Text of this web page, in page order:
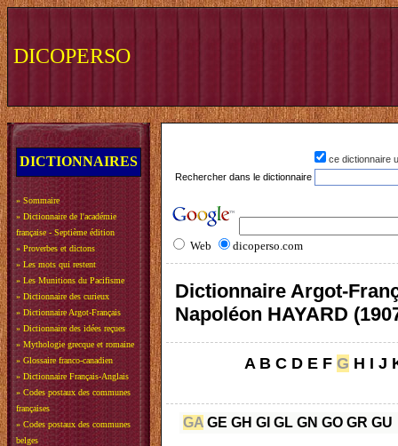
DICOPERSO
DICTIONNAIRES
» Sommaire
» Dictionnaire de l'académie
française - Septième édition
» Proverbes et dictons
» Les mots qui restent
» Les Munitions du Pacifisme
» Dictionnaire des curieux
» Dictionnaire Argot-Français
» Dictionnaire des idées reçues
» Mythologie grecque et romaine
» Glossaire franco-canadien
» Dictionnaire Français-Anglais
» Codes postaux des communes
françaises
» Codes postaux des communes
belges
ce dictionnaire
Rechercher dans le dictionnaire
Web dicoperso.com
Dictionnaire Argot-
Napoléon HAYARD
A B C D E F G H I J
GA GE GH GI GL GN GO GR GU